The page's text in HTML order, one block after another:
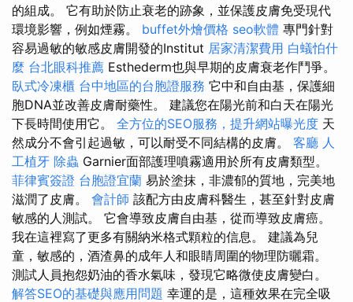
的組成。 它有助於防止衰老的跡象，並保護皮膚免受現代
環境影響，例如煙霧。 buffet外燴價格 seo軟體 專門針對
容易過敏的敏感皮膚開發的Institut 居家清潔費用 白蟻怕什
麼 台北眼科推薦 Esthederm也與早期的皮膚衰老作鬥爭。
臥式冷凍櫃 台中地區的台胞證服務 它中和自由基，保護細
胞DNA並改善皮膚耐藥性。 建議您在陽光前和白天在陽光
下長時間使用它。 全方位的SEO服務，提升網站曝光度 天
然成分不會引起過敏，可以耐受不同結構的皮膚。 客廳 人
工植牙 除蟲 Garnier面部護理噴霧適用於所有皮膚類型。
菲律賓簽證 台胞證宜蘭 易於塗抹，非濃郁的質地，完美地
滋潤了皮膚。 會計師 該配方由皮膚科醫生，甚至針對皮膚
敏感的人測試。 它會導致皮膚自由基，從而導致皮膚癌。
我在這裡寫了更多有關納米格式顆粒的信息。 建議為兒
童，敏感的，酒渣鼻的成年人和眼睛周圍的物理防曬霜。
測試人員抱怨奶油的香水氣味，發現它略微使皮膚變白。
解答SEO的基礎與應用問題 幸運的是，這種效果在完全吸